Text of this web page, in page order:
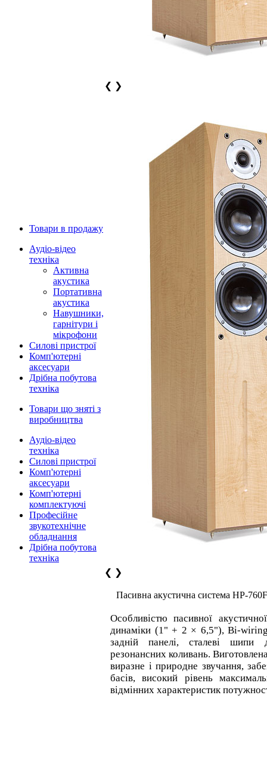
Товари в продажу
Аудіо-відео
техніка
Активна
акустика
Портативна
акустика
Навушники,
гарнітури і
мікрофони
Силові пристрої
Комп'ютерні
аксесуари
Дрібна побутова
техніка
Товари що зняті з
виробництва
Аудіо-відео
техніка
Силові пристрої
Комп'ютерні
аксесуари
Комп'ютерні
комплектуючі
Професійне
звукотехнічне
обладнання
Дрібна побутова
техніка
❮ ❯
❮ ❯
Пасивна акустична система HP-760F
Особливістю пасивної
динаміки (1" + 2 × 6,5"), Bi-
задній панелі, сталеві шипи
резонансних коливань.
виразне і природне звучання,
басів, високий рівень
відмінних характеристик